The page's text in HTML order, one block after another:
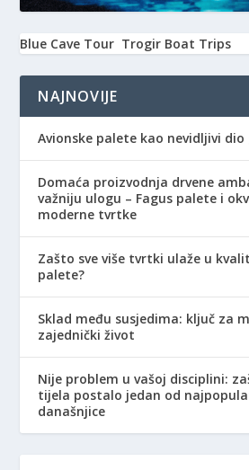
Blue Cave Tour Trogir Boat Trips
NAJNOVIJE
Avionske palete kao nevidljivi
Domaća proizvodnja drvene
važniju ulogu – Fagus palete i
moderne tvrtke
Zašto sve više tvrtki ulaže u
palete?
Sklad među susjedima: ključ za
zajednički život
Nije problem u vašoj disciplini:
tijela postalo jedan od
današnjice